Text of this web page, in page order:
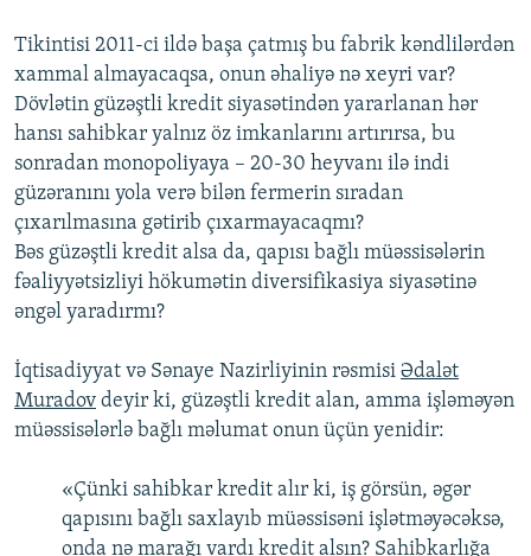
Tikintisi 2011-ci ildə başa çatmış bu fabrik kəndlilərdən
xammal almayacaqsa, onun əhaliyə nə xeyri var?
Dövlətin güzəştli kredit siyasətindən yararlanan hər
hansı sahibkar yalnız öz imkanlarını artırırsa, bu
sonradan monopoliyaya – 20-30 heyvanı ilə indi
güzəranını yola verə bilən fermerin sıradan
çıxarılmasına gətirib çıxarmayacaqmı?
Bəs güzəştli kredit alsa da, qapısı bağlı müəssisələrin
fəaliyyətsizliyi hökumətin diversifikasiya siyasətinə
əngəl yaradırmı?
İqtisadiyyat və Sənaye Nazirliyinin rəsmisi Ədalət
Muradov deyir ki, güzəştli kredit alan, amma işləməyən
müəssisələrlə bağlı məlumat onun üçün yenidir:
«Çünki sahibkar kredit alır ki, iş görsün, əgər
qapısını bağlı saxlayıb müəssisəni işlətməyəcəksə,
onda nə marağı vardı kredit alsın? Sahibkarlığa